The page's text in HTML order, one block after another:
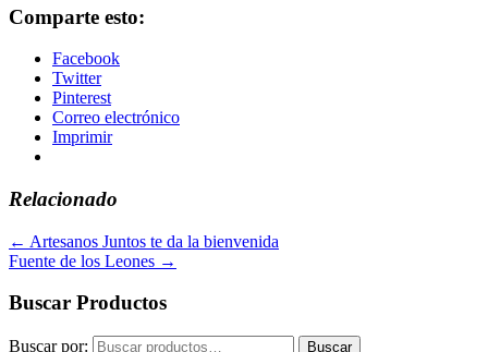
Comparte esto:
Facebook
Twitter
Pinterest
Correo electrónico
Imprimir
Relacionado
← Artesanos Juntos te da la bienvenida
Fuente de los Leones →
Buscar Productos
Buscar por: Buscar